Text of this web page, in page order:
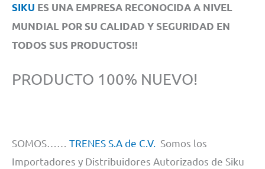
SIKU ES UNA EMPRESA RECONOCIDA A NIVEL
MUNDIAL POR SU CALIDAD Y SEGURIDAD EN
TODOS SUS PRODUCTOS!!
PRODUCTO 100% NUEVO!
SOMOS…… TRENES S.A de C.V. Somos los
Importadores y Distribuidores Autorizados de Siku